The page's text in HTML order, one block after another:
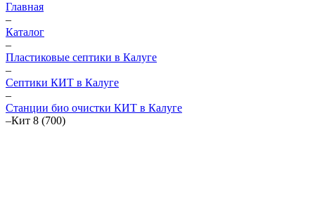
Главная
–
Каталог
–
Пластиковые септики в Калуге
–
Септики КИТ в Калуге
–
Станции био очистки КИТ в Калуге
–Кит 8 (700)